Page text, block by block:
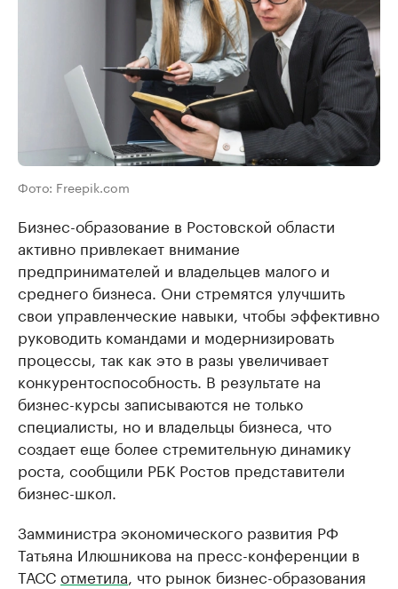
Фото: Freepik.com
Бизнес-образование в Ростовской области
активно привлекает внимание
предпринимателей и владельцев малого и
среднего бизнеса. Они стремятся улучшить
свои управленческие навыки, чтобы эффективно
руководить командами и модернизировать
процессы, так как это в разы увеличивает
конкурентоспособность. В результате на
бизнес-курсы записываются не только
специалисты, но и владельцы бизнеса, что
создает еще более стремительную динамику
роста, сообщили РБК Ростов представители
бизнес-школ.
Замминистра экономического развития РФ
Татьяна Илюшникова на пресс-конференции в
ТАССотметила , что рынок бизнес-образования